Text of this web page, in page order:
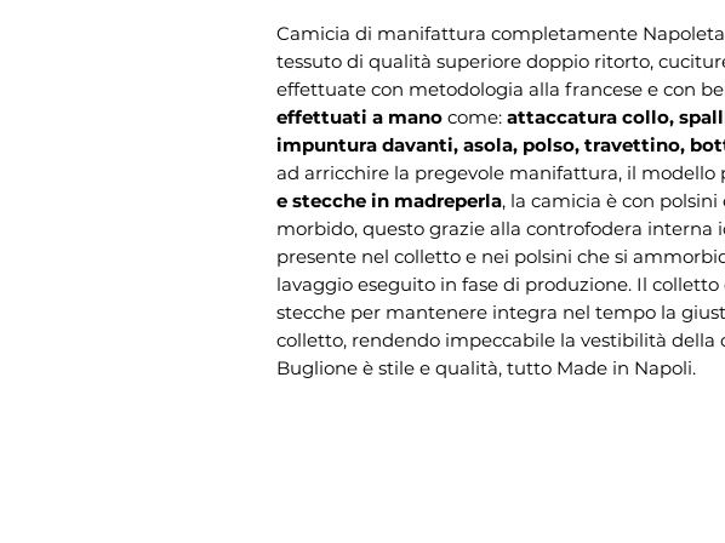
Camicia di manifattura completamente
tessuto di qualità superiore doppio ritorto,
effettuate con metodologia alla francese e con
effettuati a mano come: attaccatura collo,
impuntura davanti, asola, polso, travettino,
ad arricchire la pregevole manifattura, il modello
e stecche in madreperla, la camicia è con
morbido, questo grazie alla controfodera interna
presente nel colletto e nei polsini che si
lavaggio eseguito in fase di produzione. Il
stecche per mantenere integra nel tempo la
colletto, rendendo impeccabile la vestibilità della
Buglione è stile e qualità, tutto Made in Napoli.